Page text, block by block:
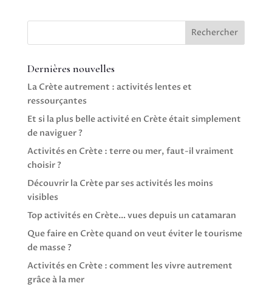
Rechercher
Dernières nouvelles
La Crète autrement : activités lentes et
ressourçantes
Et si la plus belle activité en Crète était simplement
de naviguer ?
Activités en Crète : terre ou mer, faut-il vraiment
choisir ?
Découvrir la Crète par ses activités les moins
visibles
Top activités en Crète… vues depuis un catamaran
Que faire en Crète quand on veut éviter le tourisme
de masse ?
Activités en Crète : comment les vivre autrement
grâce à la mer